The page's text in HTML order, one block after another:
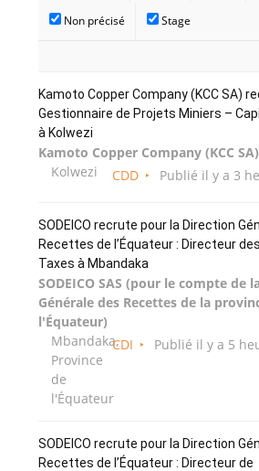
Non précisé Stage
Kamoto Copper Company (KCC SA)
Gestionnaire de Projets Miniers –
à Kolwezi
Kamoto Copper Company (KCC SA)
Kolwezi
CDD Publié il y a 3
SODEICO recrute pour la Direction
Recettes de l’Équateur : Directeur
Taxes à Mbandaka
SODEICO SAS (pour le compte de
Générale des Recettes de la
l'Équateur)
Mbandaka,
Province
de
l'Équateur
CDI Publié il y a 5
SODEICO recrute pour la Direction
Recettes de l’Équateur : Directeur de